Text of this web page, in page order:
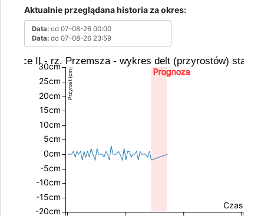
Godziny: 1-168, Dni: 1-30, Miesiące: 1 - 2
Aktualnie przeglądana historia za okres:
Data: od 07-08-26 00:00
Data: do 07-08-26 23:59
Prognoza
Czas
Przyrost (cm)
-20cm
-15cm
-10cm
-5cm
0cm
5cm
10cm
15cm
20cm
25cm
30cm
II - rz. Przemsza - wykres delt (przyrostów) stanu